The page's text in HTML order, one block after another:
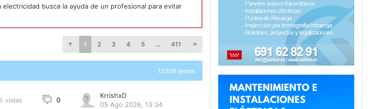
busca la ayuda de un profesional para evitar
1 2 3 4 5 … 411
12308 temas
vistas 0
KrrishxD
05 Ago 2026, 13:34